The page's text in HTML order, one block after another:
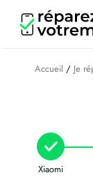
contenu
Accueil / Je
Xiaomi